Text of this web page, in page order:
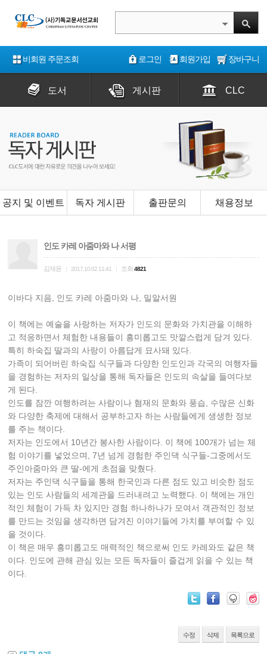
비회원 주문조회 로그인 회원가입 장바구니
도서 게시판 CLC
공지 및 이벤트 독자 게시판 출판문의 채용정보
인도 카레 아줌마와 나 서평
김재윤 2017.10.02 11:41 조회 4821
이바다 지음, 인도 카레 아줌마와 나, 밀알서원
이 책에는 예술을 사랑하는 저자가 인도의 문화와 가치관을 이해하
고 적응하면서 체험한 내용들이 흥미롭고도 맛깔스럽게 담겨 있다.
특히 하숙집 딸과의 사랑이 아름답게 묘사돼 있다.
가족이 되어버린 하숙집 식구들과 다양한 인도인과 각국의 여행자들
을 경험하는 저자의 일상을 통해 독자들은 인도의 속살을 들여다보
게 된다.
인도를 잠깐 여행하려는 사람이나 혐재의 문화와 풍습, 수많은 신화
와 다양한 축제에 대해서 공부하고자 하는 사람들에게 생생한 정보
를 주는 책이다.
저자는 인도에서 10년간 봉사한 사람이다. 이 책에 100개가 넘는 체
험 이야기를 넣었으며, 7년 넘게 경험한 주인댁 식구들-그중에서도
주인아줌마와 큰 딸-에게 초점을 맞췄다.
저자는 주인댁 식구들을 통해 한국인과 다른 점도 있고 비슷한 점도
있는 인도 사람들의 세계관을 드러내려고 노력했다. 이 책에는 개인
적인 체험이 가득 차 있지만 경험 하나하나가 모여서 객관적인 정보
를 만드는 것임을 생각하면 담겨진 이야기들에 가치를 부여할 수 있
을 것이다.
이 책은 매우 흥미롭고도 매력적인 책으로써 인도 카레와도 같은 책
이다. 인도에 관해 관심 있는 모든 독자들이 즐겁게 읽을 수 있는 책
이다.
수정 삭제 목록으로